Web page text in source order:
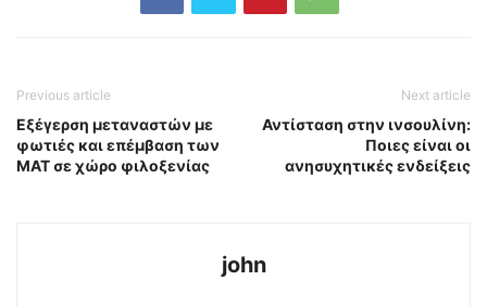
Previous article
Εξέγερση μεταναστών με
φωτιές και επέμβαση των
ΜΑΤ σε χώρο φιλοξενίας
Next article
Αντίσταση στην ινσουλίνη:
Ποιες είναι οι
ανησυχητικές ενδείξεις
john